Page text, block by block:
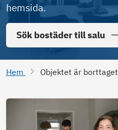
hemsida.
Sök bostäder till salu
Hem Objektet är borttaget